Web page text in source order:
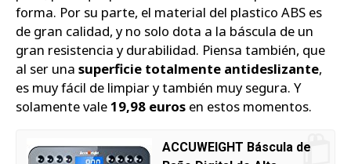
forma. Por su parte, el material del plastico ABS es
de gran calidad, y no solo dota a la báscula de un
gran resistencia y durabilidad. Piensa también, que
al ser una superficie totalmente antideslizante,
es muy fácil de limpiar y también muy segura. Y
solamente vale19,98 euros en estos momentos.
ACCUWEIGHT Báscula de